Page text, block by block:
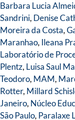
Barbara Lucia
Sandrini, Denise
Moreira da Costa,
Maranhao, Ileana
Laboratório de
Plentz, Luisa Saul
Teodoro, MAM,
Rotter, Millard
Janeiro, Núcleo
São Paulo, Paralaxe